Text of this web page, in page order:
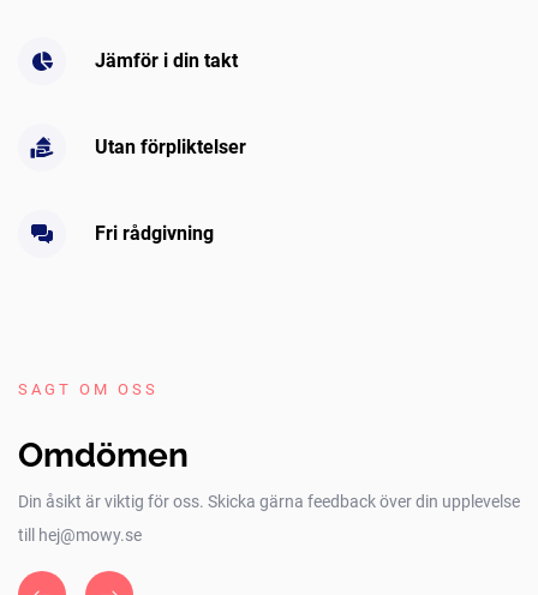
Jämför i din takt
Utan förpliktelser
Fri rådgivning
SAGT OM OSS
Omdömen
Din åsikt är viktig för oss. Skicka gärna feedback över din upplevelse
till hej@mowy.se